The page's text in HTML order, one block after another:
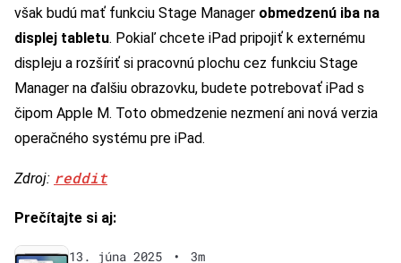
však budú mať funkciu Stage Manager obmedzenú iba na
displej tabletu. Pokiaľ chcete iPad pripojiť k externému
displeju a rozšíriť si pracovnú plochu cez funkciu Stage
Manager na ďalšiu obrazovku, budete potrebovať iPad s
čipom Apple M. Toto obmedzenie nezmení ani nová verzia
operačného systému pre iPad.
Zdroj: reddit
Prečítajte si aj:
13. júna 2025 • 3m